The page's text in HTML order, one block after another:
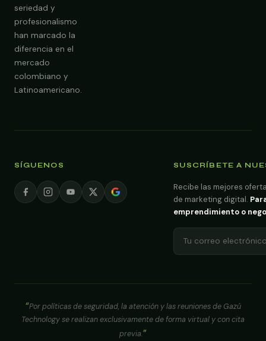
seriedad y
profesionalismo
han marcado la
diferencia en el
mercado
colombiano y
Latinoamericano.
SÍGUENOS SUSCRÍBETE A
Recibe las mejores
de marketing digital.
emprendimiento o
Por políticas de seguridad, la atención y las reuniones de Gazú
Technology se realizan exclusivamente de forma virtual y con cita
previa.